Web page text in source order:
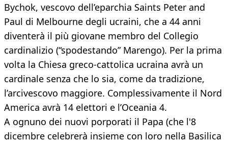
Bychok, vescovo dell’eparchia Saints Peter and
Paul di Melbourne degli ucraini, che a 44 anni
diventerà il più giovane membro del Collegio
cardinalizio (“spodestando” Marengo). Per la prima
volta la Chiesa greco-cattolica ucraina avrà un
cardinale senza che lo sia, come da tradizione,
l’arcivescovo maggiore. Complessivamente il Nord
America avrà 14 elettori e l’Oceania 4.
A ognuno dei nuovi porporati il Papa (che l'8
dicembre celebrerà insieme con loro nella Basilica